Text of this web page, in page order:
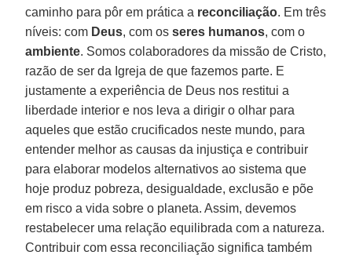
caminho para pôr em prática a reconciliação. Em três
níveis: com Deus, com osseres humanos, com o
ambiente. Somos colaboradores da missão de Cristo,
razão de ser da Igreja de que fazemos parte. E
justamente a experiência de Deus nos restitui a
liberdade interior e nos leva a dirigir o olhar para
aqueles que estão crucificados neste mundo, para
entender melhor as causas da injustiça e contribuir
para elaborar modelos alternativos ao sistema que
hoje produz pobreza, desigualdade, exclusão e põe
em risco a vida sobre o planeta. Assim, devemos
restabelecer uma relação equilibrada com a natureza.
Contribuir com essa reconciliação significa também